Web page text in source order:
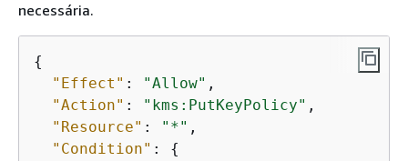
necessária.
{
"Effect" : "Allow" ,
"Action" : "kms:PutKeyPolicy" ,
"Resource" : "*" ,
"Condition" : {